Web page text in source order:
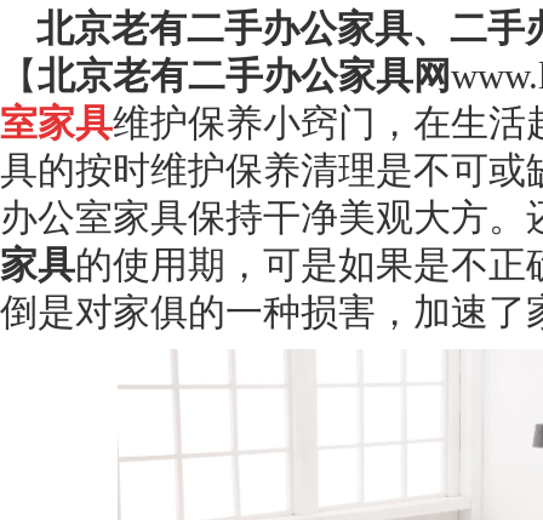
北京老有二手办公家具、二手
【北京老有二手办公家具网
室家具维护保养小窍门，在生
具的按时维护保养清理是不可
办公室家具保持干净美观大方。
家具的使用期，可是如果是不
倒是对家俱的一种损害，加速了